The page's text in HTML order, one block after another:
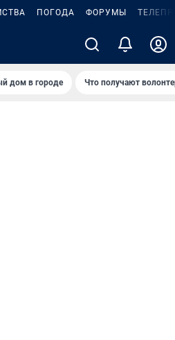
ПОГОДА ФОРУМЫ
дом в городе Что получают